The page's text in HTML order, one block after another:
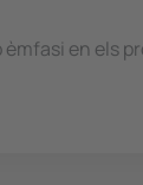
en els